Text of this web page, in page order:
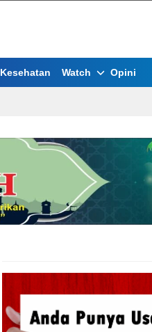
Kesehatan Watch Opini